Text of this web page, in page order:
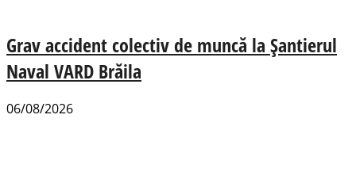
Grav accident colectiv de muncă la Șantierul
Naval VARD Brăila
06/08/2026